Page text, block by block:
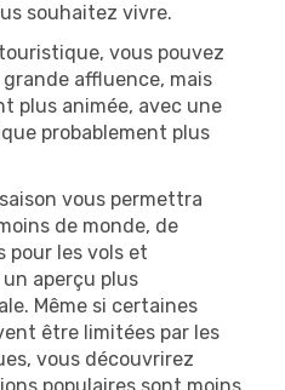
souhaitez vivre.
vous pouvez
affluence, mais
plus animée, avec une
probablement plus
vous permettra
de monde, de
pour les vols et
un aperçu plus
Même si certaines
être limitées par les
vous découvrirez